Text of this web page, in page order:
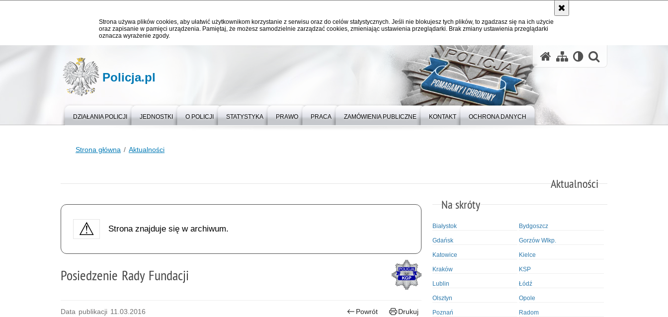
Strona używa plików cookies, aby ułatwić użytkownikom korzystanie z serwisu oraz do celów statystycznych. Jeśli nie blokujesz tych plików, to zgadzasz się na ich użycie
oraz zapisanie w pamięci urządzenia. Pamiętaj, że możesz samodzielnie zarządzać cookies, zmieniając ustawienia przeglądarki. Brak zmiany ustawienia przeglądarki
oznacza wyrażenie zgody.
Policja.pl
DZIAŁANIA POLICJI JEDNOSTKI O POLICJI STATYSTYKA PRAWO PRACA ZAMÓWIENIA PUBLICZNE KONTAKT OCHRONA DANYCH
Strona główna Aktualności
Aktualności
Strona znajduje się w archiwum.
Posiedzenie Rady Fundacji
Data publikacji 11.03.2016 Powrót Drukuj
Na skróty
Białystok Bydgoszcz
Gdańsk Gorzów Wlkp.
Katowice Kielce
Kraków KSP
Lublin Łódź
Olsztyn Opole
Poznań Radom